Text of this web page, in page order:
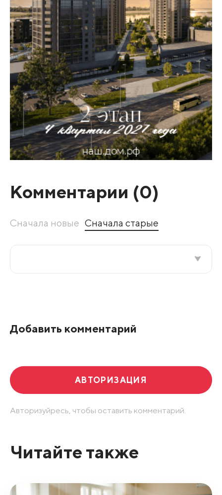
Комментарии (0)
Сначала новые Сначала старые
Добавить комментарий
АВТОРИЗАЦИЯ
Авторизуйресь, чтобы оставить комментарий.
Читайте также